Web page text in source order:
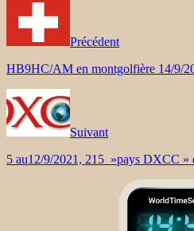
Précédent
HB9HC/AM en montgolfière 14/9/
Suivant
5 au12/9/2021, 215 »pays DXCC »